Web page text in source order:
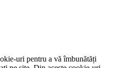
uri pentru a vă îmbunătăți